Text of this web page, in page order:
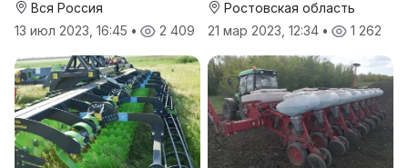
Вся Россия
13 июл 2023, 16:45 • 2 409
Ростовская область
21 мар 2023, 12:34 • 1 262